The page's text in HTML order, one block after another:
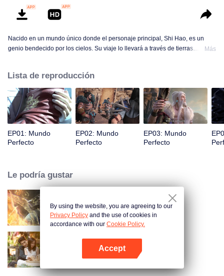
Nacido en un mundo único donde el personaje principal, Shi Hao, es un
genio bendecido por los cielos. Su viaje lo llevará a través de tierras
Más
Lista de reproducción
EP01: Mundo
Perfecto
EP02: Mundo
Perfecto
EP03: Mundo
Perfecto
Le podría gustar
Mundo de los Inmortales
Amor como un contrato
By using the website, you are agreeing to our
Privacy Policy and the use of cookies in
accordance with our Cookie Policy.
Accept